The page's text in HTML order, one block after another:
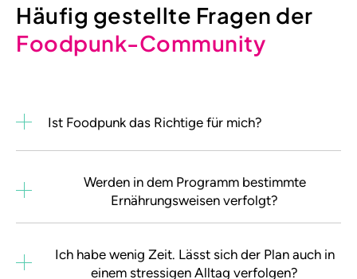
Häufig gestellte Fragen der
Foodpunk-Community
Ist Foodpunk das Richtige für mich?
Werden in dem Programm bestimmte
Ernährungsweisen verfolgt?
Ich habe wenig Zeit. Lässt sich der Plan auch in
einem stressigen Alltag verfolgen?